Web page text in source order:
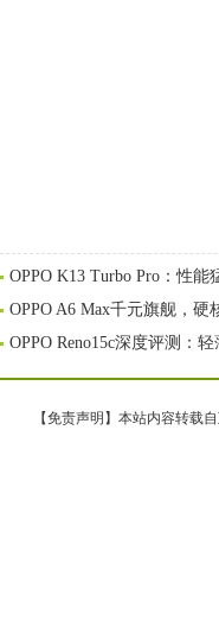
OPPO K13 Turbo Pro：性
OPPO A6 Max千元旗舰，硬
OPPO Reno15c深度评测：
【免责声明】本站内容转载